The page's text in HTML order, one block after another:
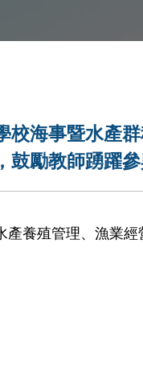
校海事暨水產
勵教師踴躍參
養殖管理、漁業經